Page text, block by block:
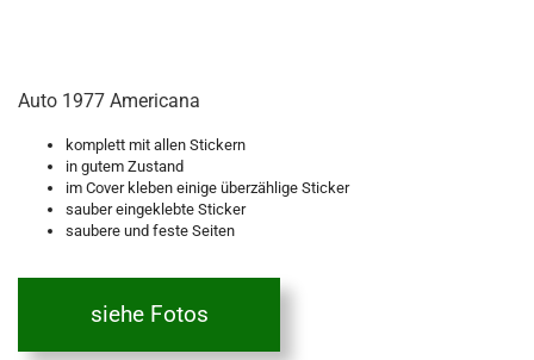
Auto 1977 Americana
komplett mit allen Stickern
in gutem Zustand
im Cover kleben einige überzählige Sticker
sauber eingeklebte Sticker
saubere und feste Seiten
siehe Fotos